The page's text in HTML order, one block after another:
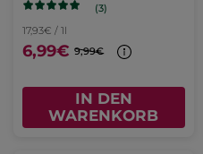
(3)
17,93€ / 1l
6,99€ 9,99€
IN DEN
WARENKORB